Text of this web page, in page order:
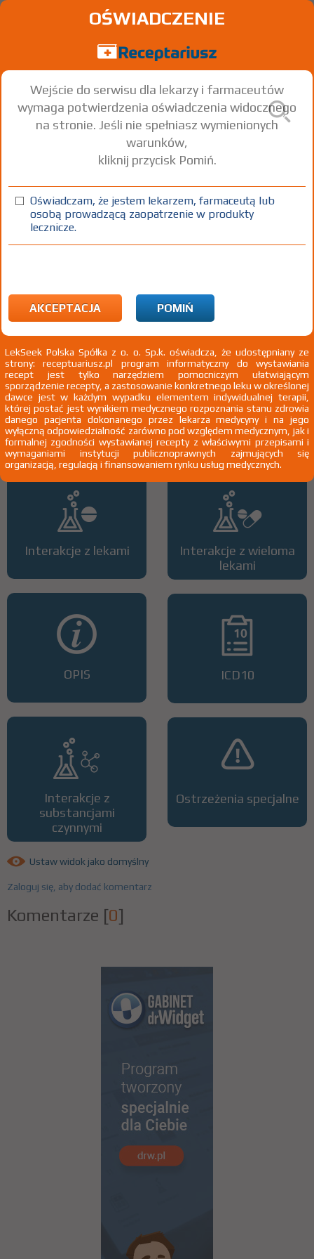
Anoro Ellipta
Umeclidinium bromide + Vilanterol
prosz. do
inhal.
55/22
1 inhal. (30
Wziewnie
1)
Przewlekła obturacyjna choroba płuc – leczenie podtrzymujące u
pacjentów powyżej 18 roku życia
Wszystkie dawki leku
Interakcje z lekami
OPIS
Interakcje z
substancjami
czynnymi
ATC
Interakcje z wieloma
lekami
ICD10
Ostrzeżenia specjalne
Ustaw widok jako domyślny
Zaloguj się, aby dodać komentarz
Komentarze [0]
OŚWIADCZENIE
Wejście do serwisu dla lekarzy i farmaceutów
wymaga potwierdzenia oświadczenia widocznego
na stronie. Jeśli nie spełniasz wymienionych
warunków,
kliknij przycisk Pomiń.
Oświadczam, że jestem lekarzem, farmaceutą lub
osobą prowadzącą zaopatrzenie w produkty
lecznicze.
AKCEPTACJA POMIŃ
LekSeek Polska Spółka z o. o. Sp.k. oświadcza, że udostępniany ze
strony: receptuariusz.pl program informatyczny do wystawiania
recept jest tylko narzędziem pomocniczym ułatwiającym
sporządzenie recepty, a zastosowanie konkretnego leku w określonej
dawce jest w każdym wypadku elementem indywidualnej terapii,
której postać jest wynikiem medycznego rozpoznania stanu zdrowia
danego pacjenta dokonanego przez lekarza medycyny i na jego
wyłączną odpowiedzialność zarówno pod względem medycznym, jak i
formalnej zgodności wystawianej recepty z właściwymi przepisami i
wymaganiami instytucji publicznoprawnych zajmujących się
organizacją, regulacją i finansowaniem rynku usług medycznych.